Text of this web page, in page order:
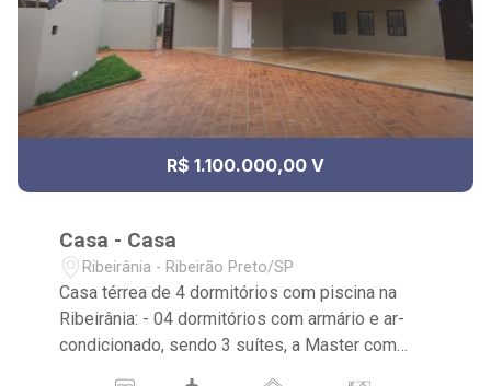
R$ 1.100.000,00 V
Casa - Casa
Ribeirânia - Ribeirão Preto/SP
Casa térrea de 4 dormitórios com piscina na
Ribeirânia: - 04 dormitórios com armário e ar-
condicionado, sendo 3 suítes, a Master com